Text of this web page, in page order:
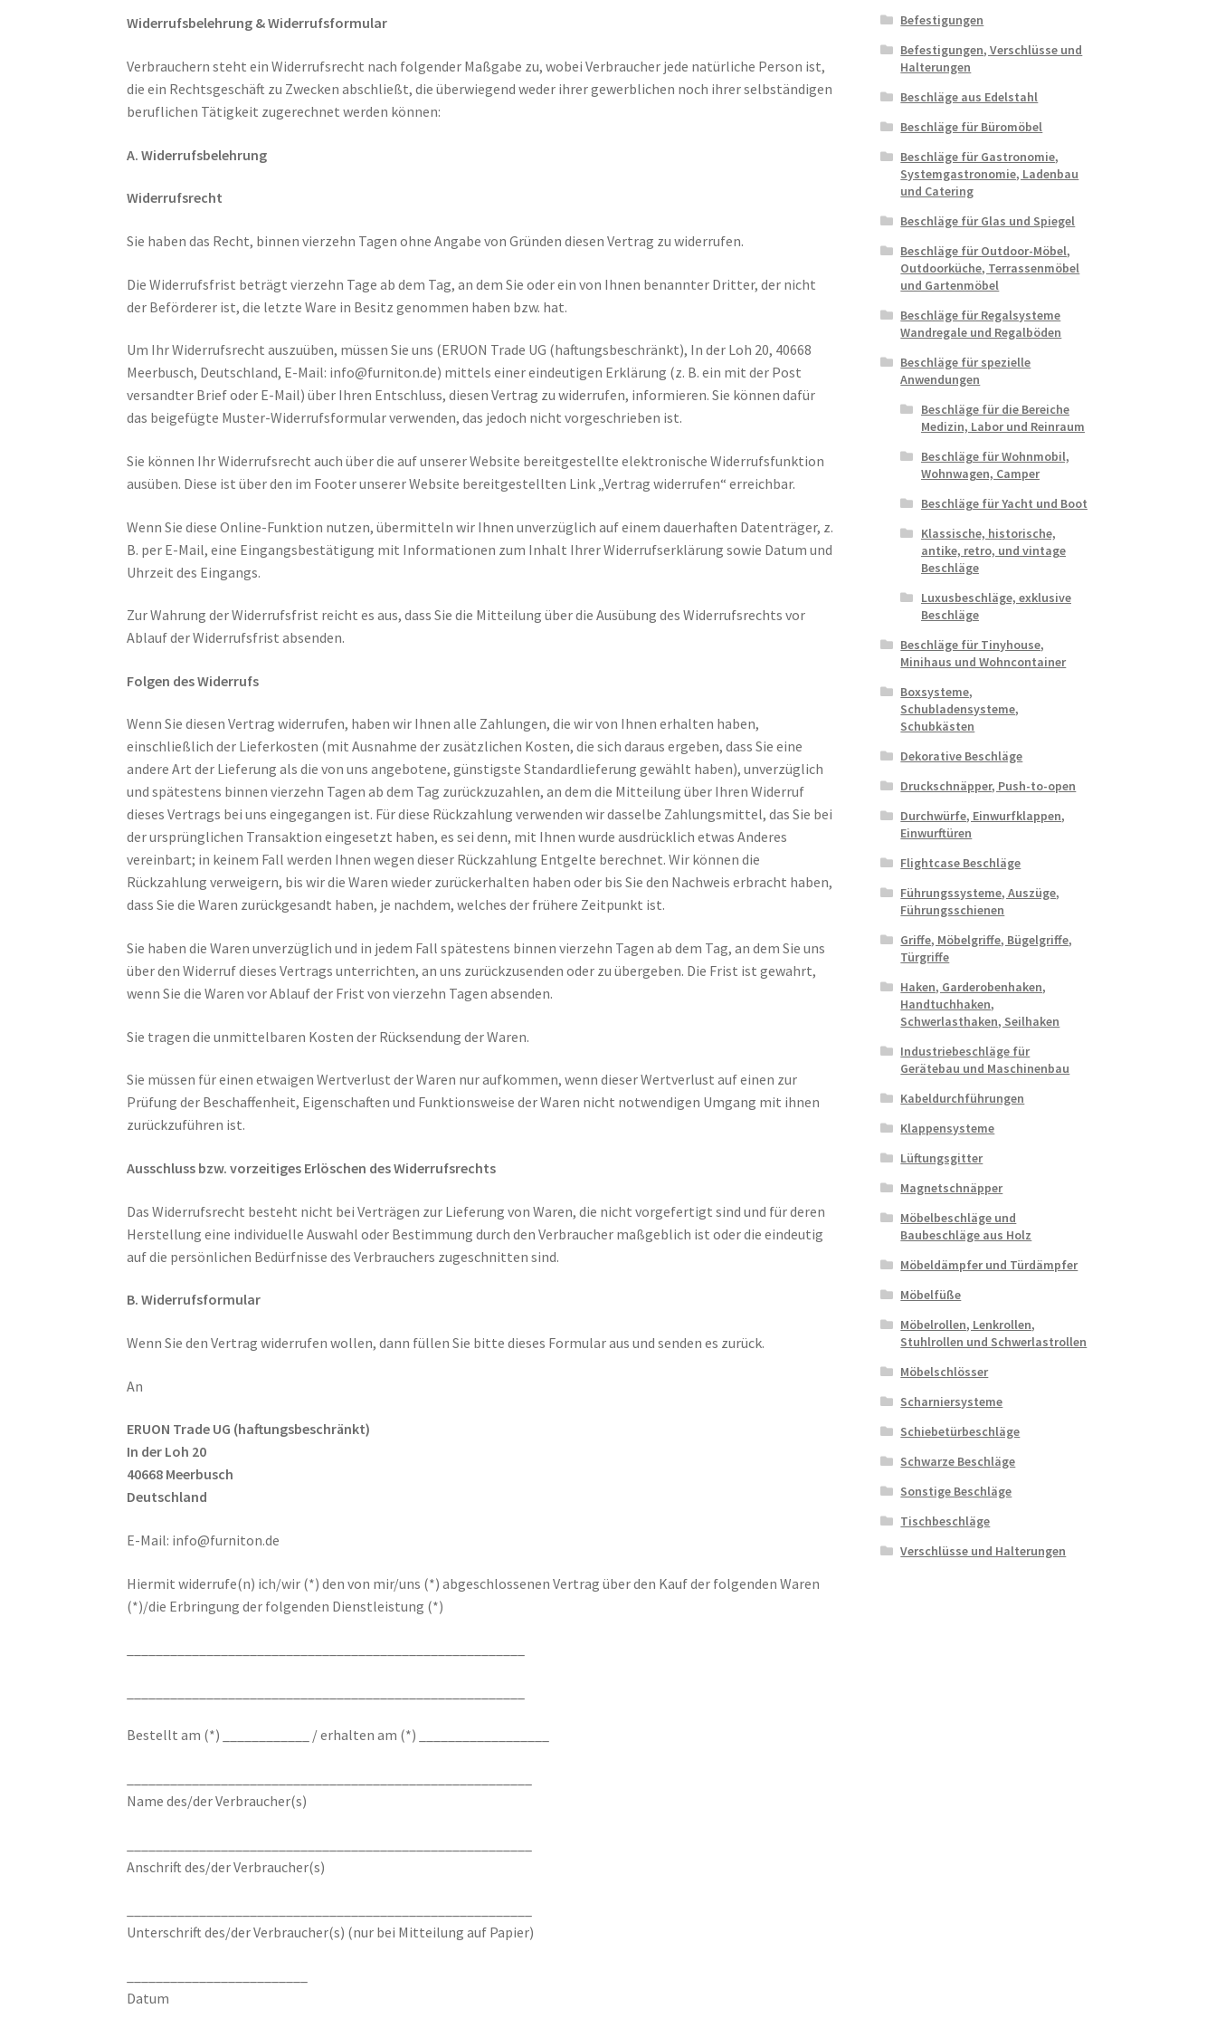
Widerrufsbelehrung & Widerrufsformular
Verbrauchern steht ein Widerrufsrecht nach folgender Maßgabe zu, wobei Verbraucher jede natürliche Person ist,
die ein Rechtsgeschäft zu Zwecken abschließt, die überwiegend weder ihrer gewerblichen noch ihrer selbständigen
beruflichen Tätigkeit zugerechnet werden können:
A. Widerrufsbelehrung
Widerrufsrecht
Sie haben das Recht, binnen vierzehn Tagen ohne Angabe von Gründen diesen Vertrag zu widerrufen.
Die Widerrufsfrist beträgt vierzehn Tage ab dem Tag, an dem Sie oder ein von Ihnen benannter Dritter, der nicht
der Beförderer ist, die letzte Ware in Besitz genommen haben bzw. hat.
Um Ihr Widerrufsrecht auszuüben, müssen Sie uns (ERUON Trade UG (haftungsbeschränkt), In der Loh 20, 40668
Meerbusch, Deutschland, E-Mail: info@furniton.de) mittels einer eindeutigen Erklärung (z. B. ein mit der Post
versandter Brief oder E-Mail) über Ihren Entschluss, diesen Vertrag zu widerrufen, informieren. Sie können dafür
das beigefügte Muster-Widerrufsformular verwenden, das jedoch nicht vorgeschrieben ist.
Sie können Ihr Widerrufsrecht auch über die auf unserer Website bereitgestellte elektronische Widerrufsfunktion
ausüben. Diese ist über den im Footer unserer Website bereitgestellten Link „Vertrag widerrufen“ erreichbar.
Wenn Sie diese Online-Funktion nutzen, übermitteln wir Ihnen unverzüglich auf einem dauerhaften Datenträger, z.
B. per E-Mail, eine Eingangsbestätigung mit Informationen zum Inhalt Ihrer Widerrufserklärung sowie Datum und
Uhrzeit des Eingangs.
Zur Wahrung der Widerrufsfrist reicht es aus, dass Sie die Mitteilung über die Ausübung des Widerrufsrechts vor
Ablauf der Widerrufsfrist absenden.
Folgen des Widerrufs
Wenn Sie diesen Vertrag widerrufen, haben wir Ihnen alle Zahlungen, die wir von Ihnen erhalten haben,
einschließlich der Lieferkosten (mit Ausnahme der zusätzlichen Kosten, die sich daraus ergeben, dass Sie eine
andere Art der Lieferung als die von uns angebotene, günstigste Standardlieferung gewählt haben), unverzüglich
und spätestens binnen vierzehn Tagen ab dem Tag zurückzuzahlen, an dem die Mitteilung über Ihren Widerruf
dieses Vertrags bei uns eingegangen ist. Für diese Rückzahlung verwenden wir dasselbe Zahlungsmittel, das Sie bei
der ursprünglichen Transaktion eingesetzt haben, es sei denn, mit Ihnen wurde ausdrücklich etwas Anderes
vereinbart; in keinem Fall werden Ihnen wegen dieser Rückzahlung Entgelte berechnet. Wir können die
Rückzahlung verweigern, bis wir die Waren wieder zurückerhalten haben oder bis Sie den Nachweis erbracht haben,
dass Sie die Waren zurückgesandt haben, je nachdem, welches der frühere Zeitpunkt ist.
Sie haben die Waren unverzüglich und in jedem Fall spätestens binnen vierzehn Tagen ab dem Tag, an dem Sie uns
über den Widerruf dieses Vertrags unterrichten, an uns zurückzusenden oder zu übergeben. Die Frist ist gewahrt,
wenn Sie die Waren vor Ablauf der Frist von vierzehn Tagen absenden.
Sie tragen die unmittelbaren Kosten der Rücksendung der Waren.
Sie müssen für einen etwaigen Wertverlust der Waren nur aufkommen, wenn dieser Wertverlust auf einen zur
Prüfung der Beschaffenheit, Eigenschaften und Funktionsweise der Waren nicht notwendigen Umgang mit ihnen
zurückzuführen ist.
Ausschluss bzw. vorzeitiges Erlöschen des Widerrufsrechts
Das Widerrufsrecht besteht nicht bei Verträgen zur Lieferung von Waren, die nicht vorgefertigt sind und für deren
Herstellung eine individuelle Auswahl oder Bestimmung durch den Verbraucher maßgeblich ist oder die eindeutig
auf die persönlichen Bedürfnisse des Verbrauchers zugeschnitten sind.
B. Widerrufsformular
Wenn Sie den Vertrag widerrufen wollen, dann füllen Sie bitte dieses Formular aus und senden es zurück.
An
ERUON Trade UG (haftungsbeschränkt)
In der Loh 20
40668 Meerbusch
Deutschland
E-Mail: info@furniton.de
Hiermit widerrufe(n) ich/wir (*) den von mir/uns (*) abgeschlossenen Vertrag über den Kauf der folgenden Waren
(*)/die Erbringung der folgenden Dienstleistung (*)
Bestellt am (*) ____________ / erhalten am (*) __________________
Name des/der Verbraucher(s)
Anschrift des/der Verbraucher(s)
Unterschrift des/der Verbraucher(s) (nur bei Mitteilung auf Papier)
Datum
Befestigungen
Befestigungen, Verschlüsse und
Halterungen
Beschläge aus Edelstahl
Beschläge für Büromöbel
Beschläge für Gastronomie,
Systemgastronomie, Ladenbau
und Catering
Beschläge für Glas und Spiegel
Beschläge für Outdoor-Möbel,
Outdoorküche, Terrassenmöbel
und Gartenmöbel
Beschläge für Regalsysteme
Wandregale und Regalböden
Beschläge für spezielle
Anwendungen
Beschläge für die Bereiche
Medizin, Labor und Reinraum
Beschläge für Wohnmobil,
Wohnwagen, Camper
Beschläge für Yacht und Boot
Klassische, historische,
antike, retro, und vintage
Beschläge
Luxusbeschläge, exklusive
Beschläge
Beschläge für Tinyhouse,
Minihaus und Wohncontainer
Boxsysteme,
Schubladensysteme,
Schubkästen
Dekorative Beschläge
Druckschnäpper, Push-to-open
Durchwürfe, Einwurfklappen,
Einwurftüren
Flightcase Beschläge
Führungssysteme, Auszüge,
Führungsschienen
Griffe, Möbelgriffe, Bügelgriffe,
Türgriffe
Haken, Garderobenhaken,
Handtuchhaken,
Schwerlasthaken, Seilhaken
Industriebeschläge für
Gerätebau und Maschinenbau
Kabeldurchführungen
Klappensysteme
Lüftungsgitter
Magnetschnäpper
Möbelbeschläge und
Baubeschläge aus Holz
Möbeldämpfer und Türdämpfer
Möbelfüße
Möbelrollen, Lenkrollen,
Stuhlrollen und Schwerlastrollen
Möbelschlösser
Scharniersysteme
Schiebetürbeschläge
Schwarze Beschläge
Sonstige Beschläge
Tischbeschläge
Verschlüsse und Halterungen